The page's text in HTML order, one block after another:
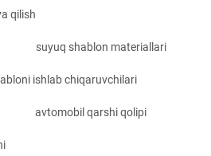
qilish
suyuq shablon materiallari
ishlab chiqaruvchilari
avtomobil qarshi qolipi